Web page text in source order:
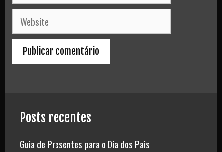
Website
Posts recentes
Guia de Presentes para o Dia dos Pais